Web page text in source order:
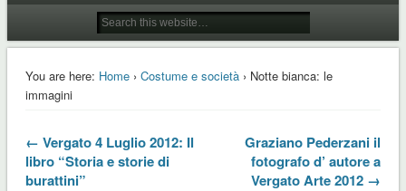
You are here: Home› Costume e società› Notte bianca: le
immagini
← Vergato 4 Luglio 2012: Il
libro “Storia e storie di
burattini”
Graziano Pederzani il
fotografo d’ autore a
Vergato Arte 2012 →